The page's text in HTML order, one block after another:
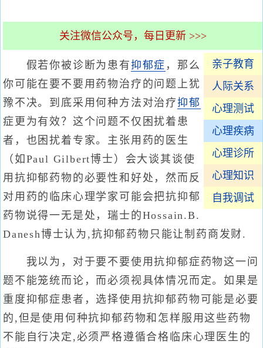
关注微信公众号，每日更新 >>>
亲子教育
人际关系
心理测试
心理疾病
心理诊所
心理知识
自我调试
假若你被诊断为患有 抑郁症 ，那么
你可能在要不要用药物治疗的问题上犹
豫不决。到底采用何种方法对治疗抑郁
症更为有效？这个问题不仅困扰着患
者，也困扰着专家。主张用药的医生
（如Paul Gilbert博士）会大谈其谈使
用抗抑郁药物的必要性和好处，然而反
对用药的临床心理学家可能会把抗抑郁
药物说得一无是处，瑞士的Hossain.B.
Danesh博士认为,抗抑郁药物只能让制药商发财.
我以为，对于要不要使用抗抑郁症药物这一问
题不能笼统而论，而必须视具体情况而定。如果是
重度抑郁症患者，选择使用抗抑郁药物可能是必要
的,但是使用何种抗抑郁药物和怎样服用这些药物
不能自行决定,必须严格遵循合格临床心理医生的